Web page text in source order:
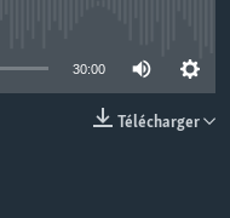
30:00
Télécharger